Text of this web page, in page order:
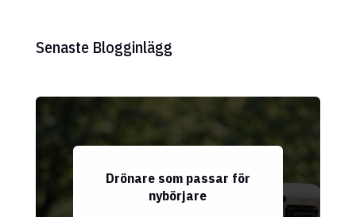
Senaste Blogginlägg
Drönare som passar för
nybörjare